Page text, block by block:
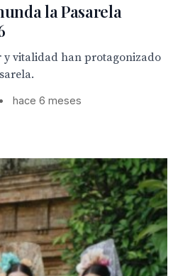
la Pasarela
y vitalidad han protagonizado
• hace 6 meses